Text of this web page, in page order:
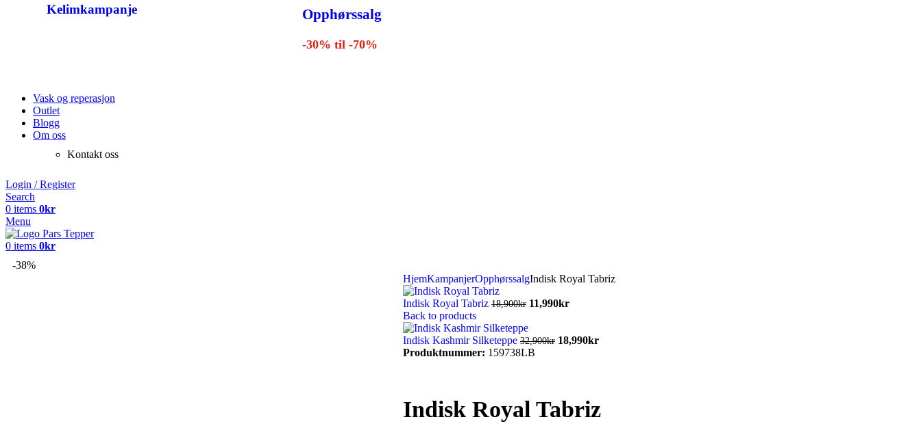
Kelimkampanje Opphørssalg
-30% til -70%
Vask og reperasjon
Outlet
Blogg
Om oss
Kontakt oss
Login / Register
Search
0 items 0kr
Menu
0 items 0kr
-38%
HjemKampanjerOpphørssalgIndisk Royal Tabriz
Indisk Royal Tabriz 18,900kr 11,990kr
Back to products
Indisk Kashmir Silketeppe 32,900kr 18,990kr
Produktnummer: 159738LB
Indisk Royal Tabriz